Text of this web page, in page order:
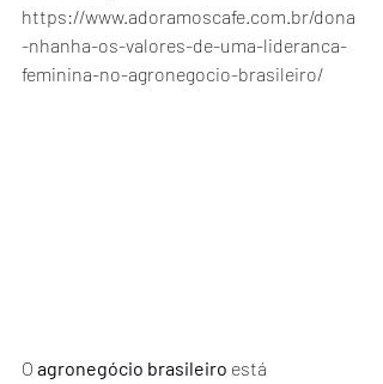
https://www.adoramoscafe.com.br/dona
-nhanha-os-valores-de-uma-lideranca-
feminina-no-agronegocio-brasileiro/
O agronegócio brasileiro está